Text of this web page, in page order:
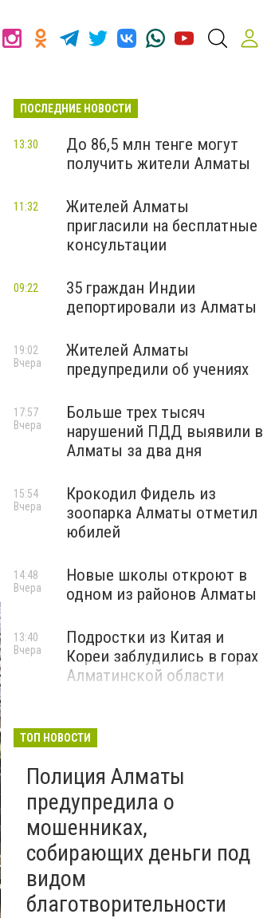
ПОСЛЕДНИЕ НОВОСТИ
До 86,5 млн тенге могут
получить жители Алматы
13:30
Жителей Алматы
пригласили на бесплатные
консультации
11:32
35 граждан Индии
депортировали из Алматы
09:22
Жителей Алматы
предупредили об учениях
19:02
Вчера
Больше трех тысяч
нарушений ПДД выявили в
Алматы за два дня
17:57
Вчера
Крокодил Фидель из
зоопарка Алматы отметил
юбилей
15:54
Вчера
Новые школы откроют в
одном из районов Алматы
14:48
Вчера
Подростки из Китая и
Кореи заблудились в горах
Алматинской области
13:40
Вчера
ТОП НОВОСТИ
Полиция Алматы
предупредила о
мошенниках,
собирающих деньги под
видом
благотворительности